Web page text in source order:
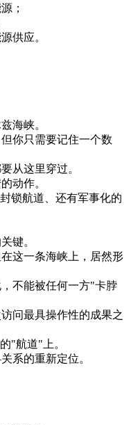
；
供应。
兹海峡。
但你只需要记住一个数
从这里穿过。
的动作。
封锁航道、 还有军事化的
关键。
这一条海峡上 ， 居然形
， 不能被任何一方"卡脖
访问最具操作性的成果之
的"航道"上。
关系的重新定位。